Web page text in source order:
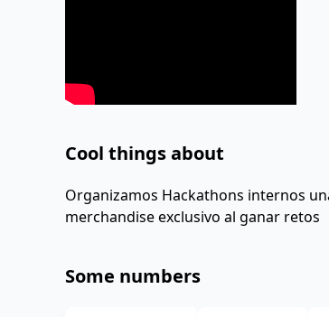
Cool things about
Organizamos Hackathons internos
merchandise exclusivo al ganar retos
Some numbers